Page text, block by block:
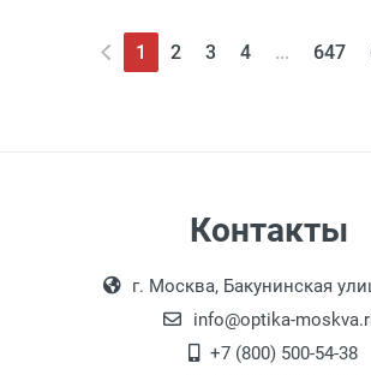
1 2 3 4 ... 647
Контакты
г. Москва, Бакунинская
info@optika-
+7 (800) 500-54-38